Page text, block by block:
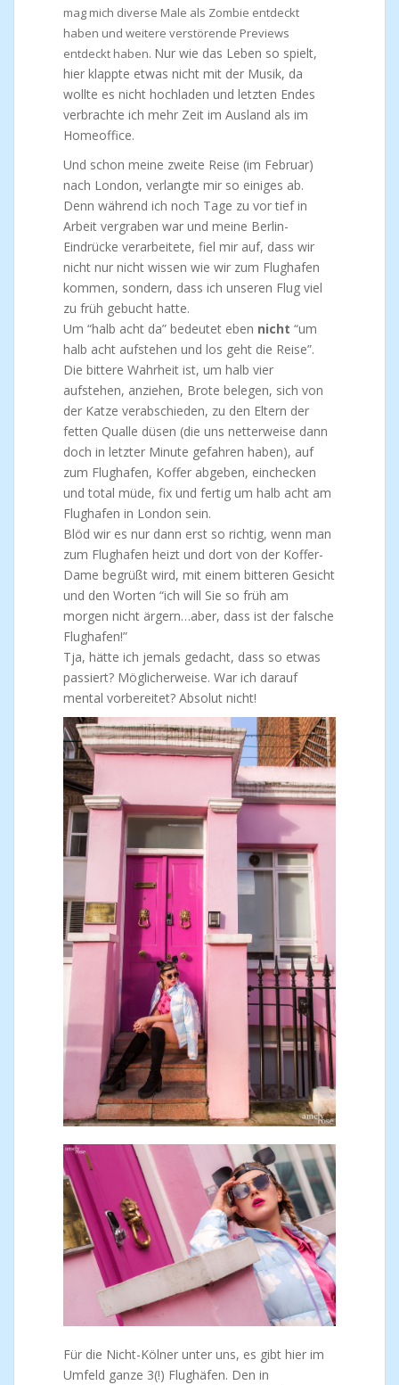
mag mich diverse Male als Zombie entdeckt
haben und weitere verstörende Previews
entdeckt haben. Nur wie das Leben so spielt,
hier klappte etwas nicht mit der Musik, da
wollte es nicht hochladen und letzten Endes
verbrachte ich mehr Zeit im Ausland als im
Homeoffice.
Und schon meine zweite Reise (im Februar)
nach London, verlangte mir so einiges ab.
Denn während ich noch Tage zu vor tief in
Arbeit vergraben war und meine Berlin-
Eindrücke verarbeitete, fiel mir auf, dass wir
nicht nur nicht wissen wie wir zum Flughafen
kommen, sondern, dass ich unseren Flug viel
zu früh gebucht hatte.
Um “halb acht da” bedeutet eben nicht “um
halb acht aufstehen und los geht die Reise”.
Die bittere Wahrheit ist, um halb vier
aufstehen, anziehen, Brote belegen, sich von
der Katze verabschieden, zu den Eltern der
fetten Qualle düsen (die uns netterweise dann
doch in letzter Minute gefahren haben), auf
zum Flughafen, Koffer abgeben, einchecken
und total müde, fix und fertig um halb acht am
Flughafen in London sein.
Blöd wir es nur dann erst so richtig, wenn man
zum Flughafen heizt und dort von der Koffer-
Dame begrüßt wird, mit einem bitteren Gesicht
und den Worten “ich will Sie so früh am
morgen nicht ärgern…aber, dass ist der falsche
Flughafen!”
Tja, hätte ich jemals gedacht, dass so etwas
passiert? Möglicherweise. War ich darauf
mental vorbereitet? Absolut nicht!
Für die Nicht-Kölner unter uns, es gibt hier im
Umfeld ganze 3(!) Flughäfen. Den in